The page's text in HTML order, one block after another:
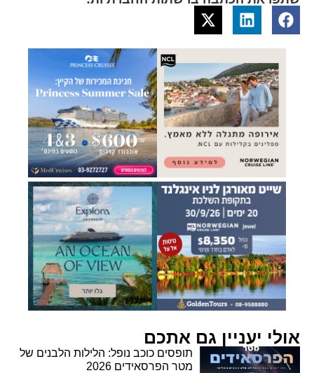
אולי יעניין גם אתכם
תופסים כוכב נופל: הלילות הלבנים של
מטר הפרסאידים 2026